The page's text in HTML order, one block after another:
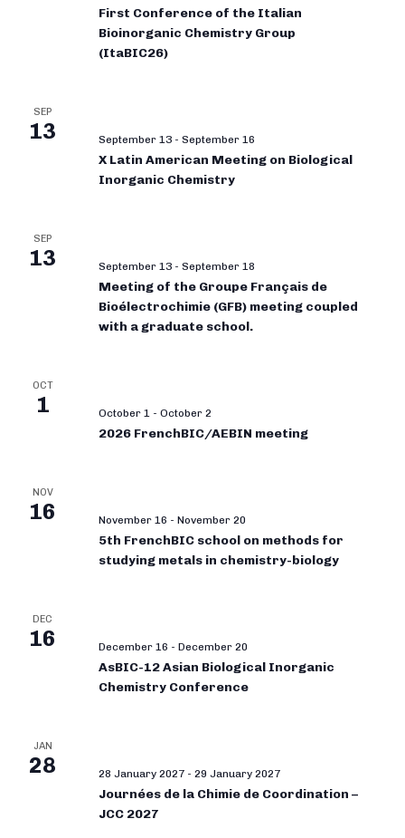
First Conference of the Italian
Bioinorganic Chemistry Group
(ItaBIC26)
SEP
13 September 13 - September 16
X Latin American Meeting on Biological
Inorganic Chemistry
SEP
13 September 13 - September 18
Meeting of the Groupe Français de
Bioélectrochimie (GFB) meeting coupled
with a graduate school.
OCT
1 October 1 - October 2
2026 FrenchBIC/AEBIN meeting
NOV
16 November 16 - November 20
5th FrenchBIC school on methods for
studying metals in chemistry-biology
DEC
16 December 16 - December 20
AsBIC-12 Asian Biological Inorganic
Chemistry Conference
JAN
28 28 January 2027 - 29 January 2027
Journées de la Chimie de Coordination –
JCC 2027